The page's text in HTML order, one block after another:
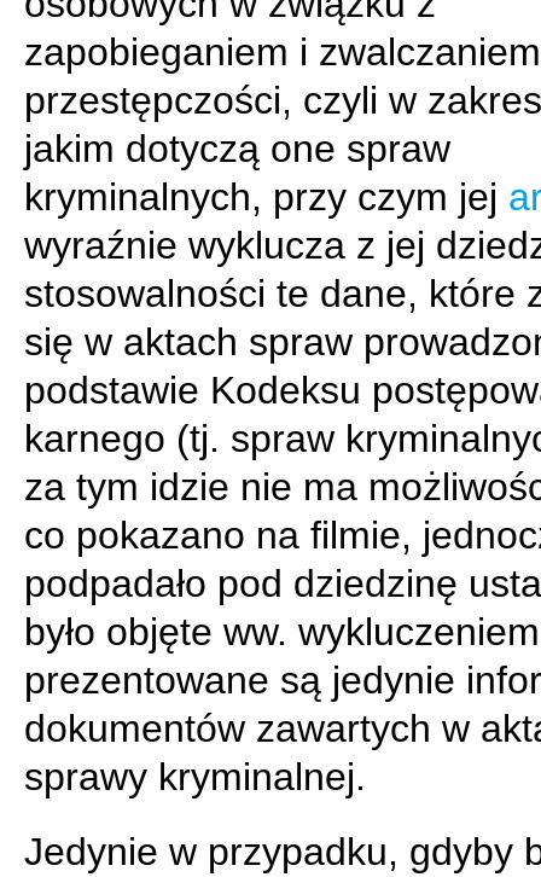
zapobieganiem i zwalczaniem
przestępczości, czyli w
jakim dotyczą one spraw
kryminalnych, przy czym jej
wyraźnie wyklucza z jej
stosowalności te dane, które
się w aktach spraw
podstawie Kodeksu
karnego (tj. spraw
za tym idzie nie ma
co pokazano na filmie,
podpadało pod dziedzinę
było objęte ww.
prezentowane są jedynie
dokumentów zawartych w
sprawy kryminalnej.
Jedynie w przypadku, gdyby